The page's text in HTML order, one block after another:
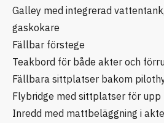
Galley med integrerad
gaskokare
Fällbar förstege
Teakbord för både akter och
Fällbara sittplatser bakom
Flybridge med sittplatser för
Inredd med mattbeläggning i